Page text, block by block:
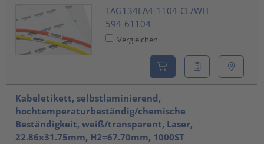
TAG134LA4-1104-CL/WH
594-61104
Vergleichen
Kabeletikett, selbstlaminierend,
hochtemperaturbeständig/chemische
Beständigkeit, weiß/transparent, Laser,
22.86x31.75mm, H2=67.70mm, 1000ST